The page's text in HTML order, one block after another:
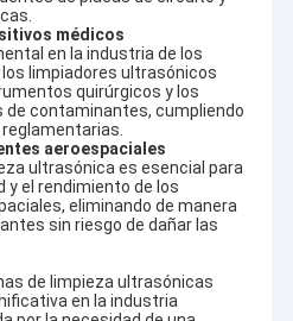
médicos
en la industria de los
limpiadores ultrasónicos
quirúrgicos y los
contaminantes, cumpliendo
aeroespaciales
ultrasónica es esencial para
y el rendimiento de los
eliminando de manera
sin riesgo de dañar las
de limpieza ultrasónicas
en la industria
Co., Ltd. de limpieza por
profesional con 20 años de
ultrasónica.Nos
fabricación de una gama
por ultrasonidos estándar,
no estándar personalizados
únicos.
largo plazo de nuestros clientes,
objetivo es ofrecer más que solo
completas de limpieza
a tener éxito.